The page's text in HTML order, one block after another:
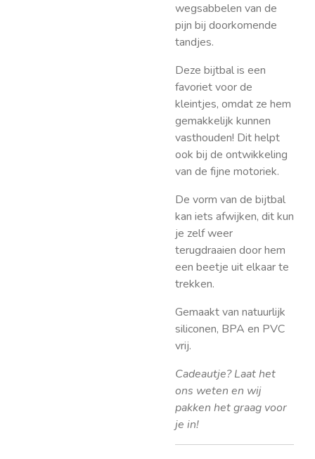
wegsabbelen van de
pijn bij doorkomende
tandjes.
Deze bijtbal is een
favoriet voor de
kleintjes, omdat ze hem
gemakkelijk kunnen
vasthouden! Dit helpt
ook bij de ontwikkeling
van de fijne motoriek.
De vorm van de bijtbal
kan iets afwijken, dit kun
je zelf weer
terugdraaien door hem
een beetje uit elkaar te
trekken.
Gemaakt van natuurlijk
siliconen, BPA en PVC
vrij.
Cadeautje? Laat het
ons weten en wij
pakken het graag voor
je in!